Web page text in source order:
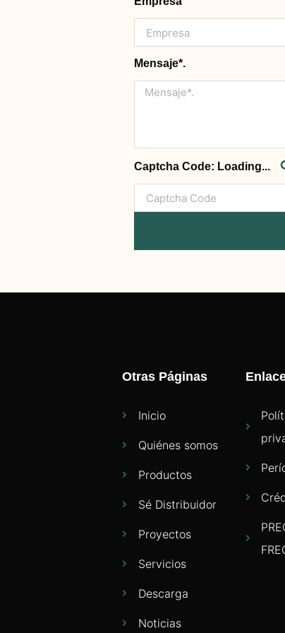
Mensaje*.
Captcha Code: Loading...
Otras Páginas
Inicio
Quiénes somos
Productos
Sé Distribuidor
Proyectos
Servicios
Descarga
Noticias